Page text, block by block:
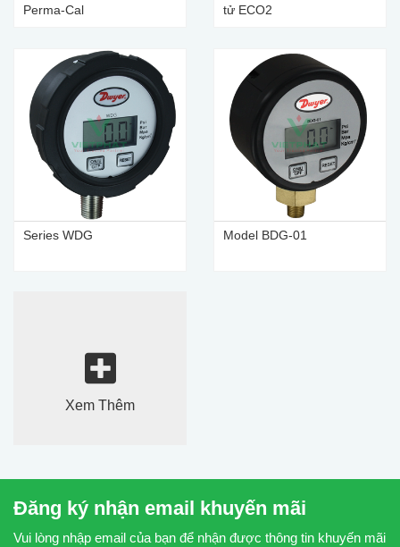
Perma-Cal
tử ECO2
Series WDG Model BDG-01
Xem Thêm
Đăng ký nhận email khuyến mãi
Vui lòng nhập email của bạn để nhận được thông tin khuyến mãi